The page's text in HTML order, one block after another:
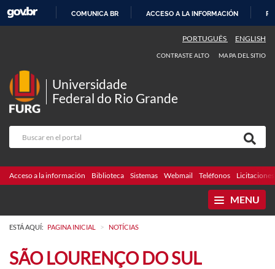
CONTENIDO
COMUNICA BR ACCESO A LA INFORMACIÓN
PORTUGUÊS ENGLISH
CONTRASTE ALTO MAPA DEL SITIO
Universidade
Federal do Rio Grande
Acceso a la información Biblioteca Sistemas Webmail Teléfonos Licitaciones
MENU
ESTÁ AQUÍ: PAGINA INICIAL > NOTÍCIAS
SÃO LOURENÇO DO SUL